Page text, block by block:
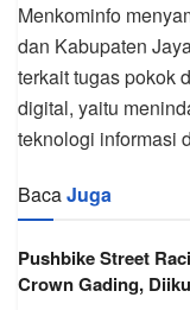
Menkominfo
dan Kabupaten
terkait tugas pokok
digital, yaitu
teknologi informasi
BacaJuga
Pushbike Street
Crown Gading,